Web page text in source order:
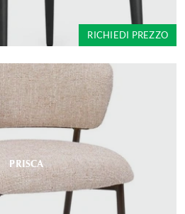
RICHIEDI PREZZO
PRISCA